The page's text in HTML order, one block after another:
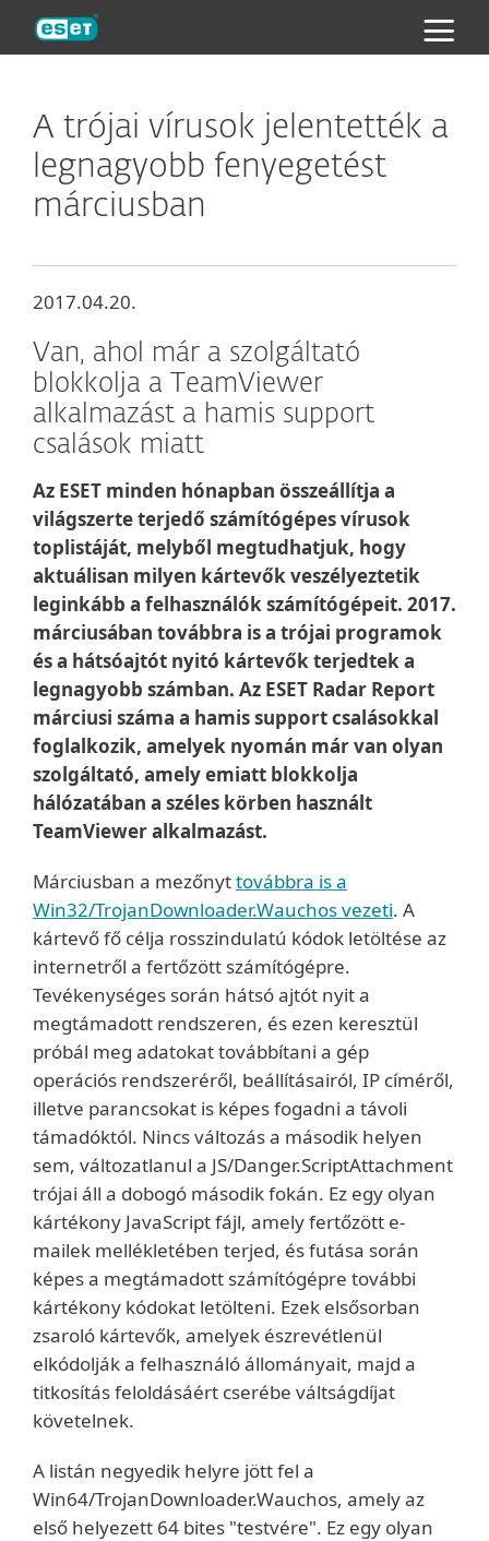
A trójai vírusok jelentették a
legnagyobb fenyegetést
márciusban
2017.04.20.
Van, ahol már a szolgáltató
blokkolja a TeamViewer
alkalmazást a hamis support
csalások miatt
Az ESET minden hónapban összeállítja a
világszerte terjedő számítógépes vírusok
toplistáját, melyből megtudhatjuk, hogy
aktuálisan milyen kártevők veszélyeztetik
leginkább a felhasználók számítógépeit. 2017.
márciusában továbbra is a trójai programok
és a hátsóajtót nyitó kártevők terjedtek a
legnagyobb számban. Az ESET Radar Report
márciusi száma a hamis support csalásokkal
foglalkozik, amelyek nyomán már van olyan
szolgáltató, amely emiatt blokkolja
hálózatában a széles körben használt
TeamViewer alkalmazást.
Márciusban a mezőnyttovábbra is a
Win32/TrojanDownloader.Wauchos vezeti. A
kártevő fő célja rosszindulatú kódok letöltése az
internetről a fertőzött számítógépre.
Tevékenységes során hátsó ajtót nyit a
megtámadott rendszeren, és ezen keresztül
próbál meg adatokat továbbítani a gép
operációs rendszeréről, beállításairól, IP címéről,
illetve parancsokat is képes fogadni a távoli
támadóktól. Nincs változás a második helyen
sem, változatlanul a JS/Danger.ScriptAttachment
trójai áll a dobogó második fokán. Ez egy olyan
kártékony JavaScript fájl, amely fertőzött e-
mailek mellékletében terjed, és futása során
képes a megtámadott számítógépre további
kártékony kódokat letölteni. Ezek elsősorban
zsaroló kártevők, amelyek észrevétlenül
elkódolják a felhasználó állományait, majd a
titkosítás feloldásáért cserébe váltságdíjat
követelnek.
A listán negyedik helyre jött fel a
Win64/TrojanDownloader.Wauchos, amely az
első helyezett 64 bites "testvére". Ez egy olyan
ESET